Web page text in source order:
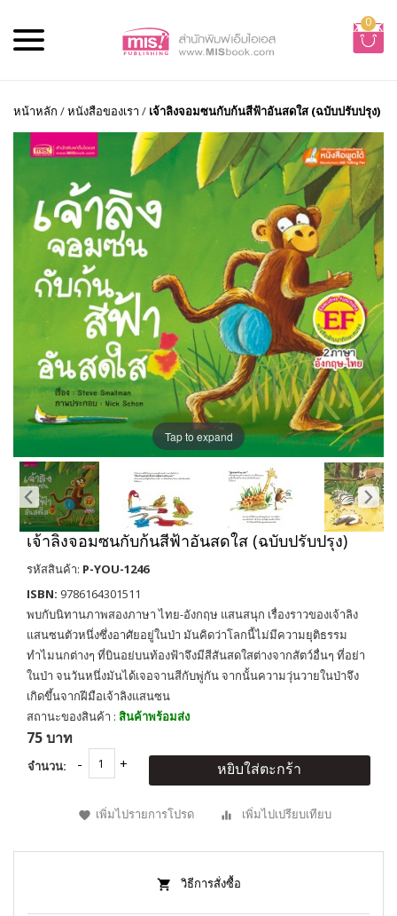
0
หน้าหลัก /หนังสือของเรา / เจ้าลิงจอมซนกับก้นสีฟ้าอันสดใส (ฉบับปรับปรุง)
Tap to expand
เจ้าลิงจอมซนกับก้นสีฟ้าอันสดใส (ฉบับปรับปรุง)
รหัสสินค้า: P-YOU-1246
ISBN: 9786164301511
พบกับนิทานภาพสองภาษา ไทย-อังกฤษ แสนสนุก เรื่องราวของเจ้าลิง
แสนซนตัวหนึ่งซึ่งอาศัยอยู่ในป่า มันคิดว่าโลกนี้ไม่มีความยุติธรรม
ทำไมนกต่างๆ ที่บินอย่บนท้องฟ้าจึงมีสีสันสดใสต่างจากสัตว์อื่นๆ ที่อย่า
ในป่า จนวันหนึ่งมันได้เจอจานสีกับพู่กัน จากนั้นความวุ่นวายในป่าจึง
เกิดขึ้นจากฝีมือเจ้าลิงแสนซน
สถานะของสินค้า : สินค้าพร้อมส่ง
75 บาท
จำนวน: หยิบใส่ตะกร้า
เพิ่มไปรายการโปรด เพิ่มไปเปรียบเทียบ
วิธีการสั่งซื้อ